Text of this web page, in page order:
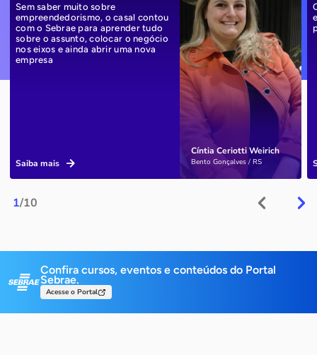
1/10
Cíntia Ceriotti Weirich
Bento Gonçalves / RS
Sem saber muito sobre
empreendedorismo, o casal contou
com o Sebrae para aprender tudo
sobre o assunto, colocar o negócio
nos eixos e ainda abrir uma nova
empresa
Saiba mais
Confira cursos, eventos e conteúdos do Portal
Sebrae.
Acesse o Portal